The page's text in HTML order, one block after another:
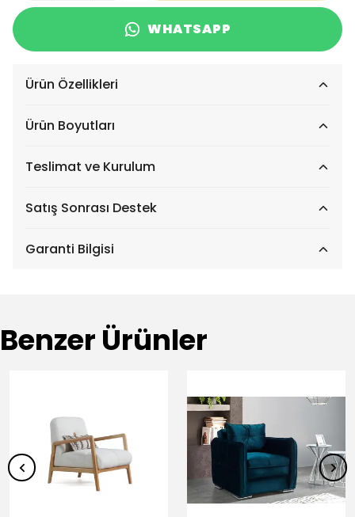
WHATSAPP
Ürün Özellikleri
Ürün Boyutları
Teslimat ve Kurulum
Satış Sonrası Destek
Garanti Bilgisi
Benzer Ürünler